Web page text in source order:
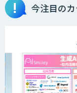
今注目の